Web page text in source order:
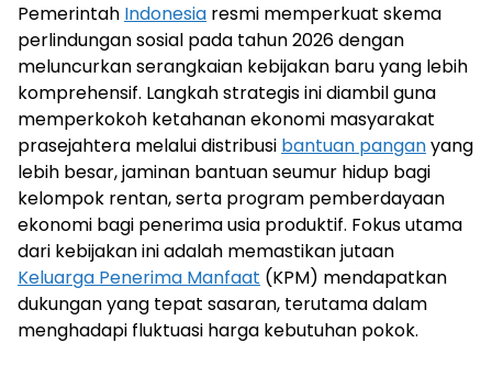
Pemerintah Indonesia resmi memperkuat skema
perlindungan sosial pada tahun 2026 dengan
meluncurkan serangkaian kebijakan baru yang lebih
komprehensif. Langkah strategis ini diambil guna
memperkokoh ketahanan ekonomi masyarakat
prasejahtera melalui distribusi bantuan panganyang
lebih besar, jaminan bantuan seumur hidup bagi
kelompok rentan, serta program pemberdayaan
ekonomi bagi penerima usia produktif. Fokus utama
dari kebijakan ini adalah memastikan jutaan
Keluarga Penerima Manfaat (KPM) mendapatkan
dukungan yang tepat sasaran, terutama dalam
menghadapi fluktuasi harga kebutuhan pokok.